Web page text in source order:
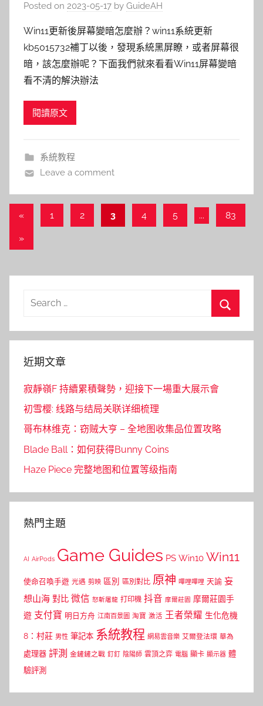
Posted on 2023-05-17 by GuideAH
Win11更新後屏幕變暗怎麼辦？win11系統更新
kb5015732補丁以後，發現系統黑屏瞭，或者屏幕很
暗，該怎麼辦呢？下面我們就來看看Win11屏幕變暗
看不清的解決辦法
閱讀原文
系統教程
Leave a comment
文
章
覽
«Previous
1 2 3 4 5 ... 83
Next
»
Search
近期文章
寂靜嶺F 持續累積聲勢，迎接下一場重大展示會
初雪樱: 线路与结局关联详细梳理
哥布林维克：窃贼大亨 – 全地图收集品位置攻略
Blade Ball：如何获得Bunny Coins
Haze Piece 完整地图和位置等级指南
熱門主題
AI AirPods Game Guides PS Win10 Win11
使命召喚手遊 光遇 剪映 區別 區別對比 原神 嗶哩嗶哩 天諭 妄
想山海 對比 微信 怒斬屠龍 打印機 抖音 摩爾莊園 摩爾莊園手
遊 支付寶 明日方舟 江南百景圖 淘寶 激活 王者榮耀 生化危機
8：村莊 男性 筆記本 系統教程 網易雲音樂 艾爾登法環 華為
處理器 評測 金鏟鏟之戰 釘釘 陰陽師 雲頂之弈 電腦 顯卡 顯示器 體
驗評測